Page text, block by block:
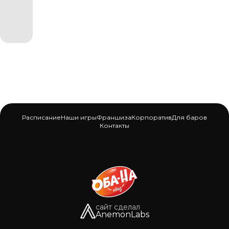
РасписаниеНаши игрыФраншизаКорпоративДля баров
Контакты
сайт сделал
AnemonLabs